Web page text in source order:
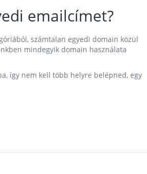
emailcímet?
számtalan egyedi domain közül
mindegyik domain használata
így nem kell több helyre belépned, egy